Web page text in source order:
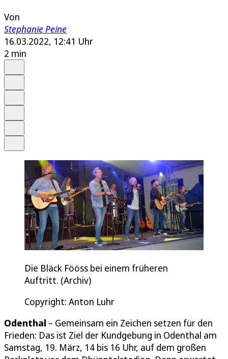
Von
Stephanie Peine
16.03.2022, 12:41 Uhr
2 min
Die Bläck Fööss bei einem früheren
Auftritt. (Archiv)
Copyright: Anton Luhr
Odenthal – Gemeinsam ein Zeichen setzen für den
Frieden: Das ist Ziel der Kundgebung in Odenthal am
Samstag, 19. März, 14 bis 16 Uhr, auf dem großen